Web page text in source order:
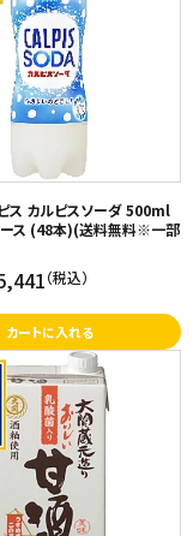
ピス カルピスソーダ 500ml
ス (48本)(送料無料※一部
（税込）
カートに入れる